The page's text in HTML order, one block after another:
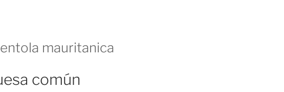
mauritanica
común